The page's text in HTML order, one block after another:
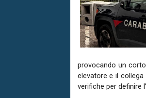
provocando un
elevatore e il
verifiche per definire